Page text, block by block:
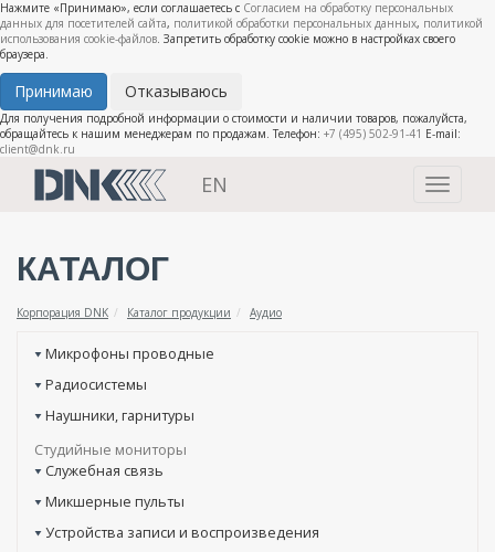
Нажмите «Принимаю», если соглашаетесь с Согласием на обработку персональных
данных для посетителей сайта, политикой обработки персональных данных, политикой
использования cookie-файлов. Запретить обработку cookie можно в настройках своего
браузера.
Принимаю Отказываюсь
Для получения подробной информации о стоимости и наличии товаров, пожалуйста,
обращайтесь к нашим менеджерам по продажам. Телефон: +7 (495) 502-91-41 E-mail:
client@dnk.ru
Toggle
EN
КАТАЛОГ
Корпорация DNK Каталог продукции Аудио
Микрофоны проводные
Радиосистемы
Наушники, гарнитуры
Студийные мониторы
Служебная связь
Микшерные пульты
Устройства записи и воспроизведения